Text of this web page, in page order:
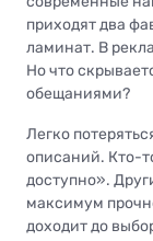
приходят два
ламинат. В
Но что
обещаниями?
Легко
описаний. Кто-
доступно».
максимум
доходит до